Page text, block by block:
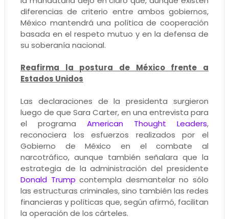
diferencias de criterio entre ambos gobiernos,
México mantendrá una política de cooperación
basada en el respeto mutuo y en la defensa de
su soberanía nacional.
Reafirma la postura de México frente a
Estados Unidos
Las declaraciones de la presidenta surgieron
luego de que Sara Carter, en una entrevista para
el programa American Thought Leaders,
reconociera los esfuerzos realizados por el
Gobierno de México en el combate al
narcotráfico, aunque también señalara que la
estrategia de la administración del presidente
Donald Trump contempla desmantelar no sólo
las estructuras criminales, sino también las redes
financieras y políticas que, según afirmó, facilitan
la operación de los cárteles.